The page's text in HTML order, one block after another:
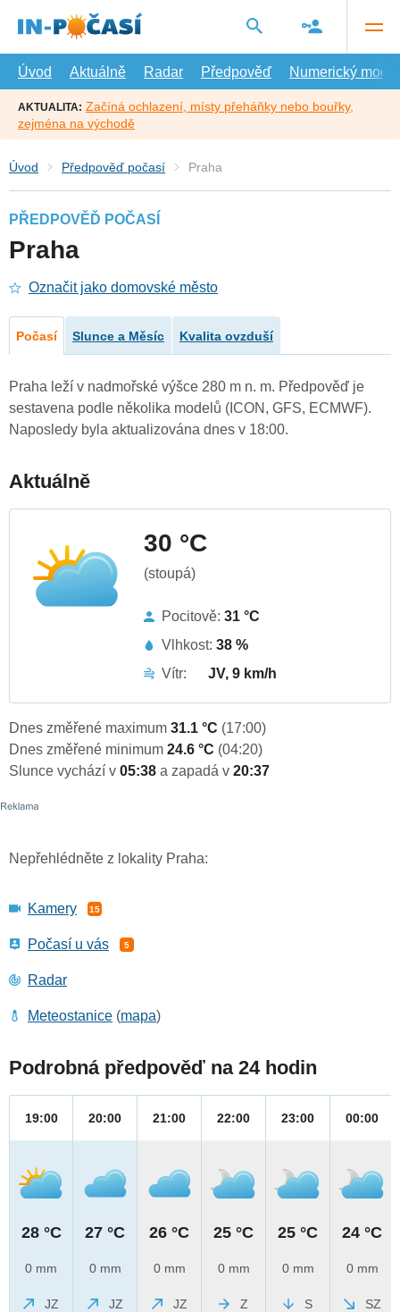
hlavní
Úvod
Aktuálně Radar Předpověď Numerický model
AKTUALITA: Začíná ochlazení, místy přeháňky nebo bouřky,
zejména na východě
Úvod Předpověď počasí Praha
PŘEDPOVĚĎ POČASÍ
Praha
Označit jako domovské město
Počasí Slunce a Měsíc Kvalita ovzduší
Praha leží v nadmořské výšce 280 m n. m. Předpověď je
sestavena podle několika modelů (ICON, GFS, ECMWF).
Naposledy byla aktualizována dnes v 18:00.
Aktuálně
30 °C
(stoupá)
Pocitově: 31 °C
Vlhkost: 38 %
Vítr:
JV, 9 km/h
Dnes změřené maximum 31.1 °C (17:00)
Dnes změřené minimum 24.6 °C (04:20)
Slunce vychází v 05:38 a zapadá v 20:37
Nepřehlédněte z lokality Praha:
Kamery 15
Počasí u vás 5
Radar
Meteostanice (mapa)
Podrobná předpověď na 24 hodin
19:00
28 °C
0 mm
JZ
20:00
27 °C
0 mm
JZ
21:00
26 °C
0 mm
JZ
22:00
25 °C
0 mm
Z
23:00
25 °C
0 mm
S
00:00
24 °C
0 mm
SZ